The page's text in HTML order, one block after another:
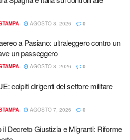
AGOSTO 8, 2026 0
a Pasiano: ultraleggero contro un
un passeggero
AGOSTO 8, 2026 0
colpiti dirigenti del settore militare
AGOSTO 7, 2026 0
il Decreto Giustizia e Migranti: Riforme